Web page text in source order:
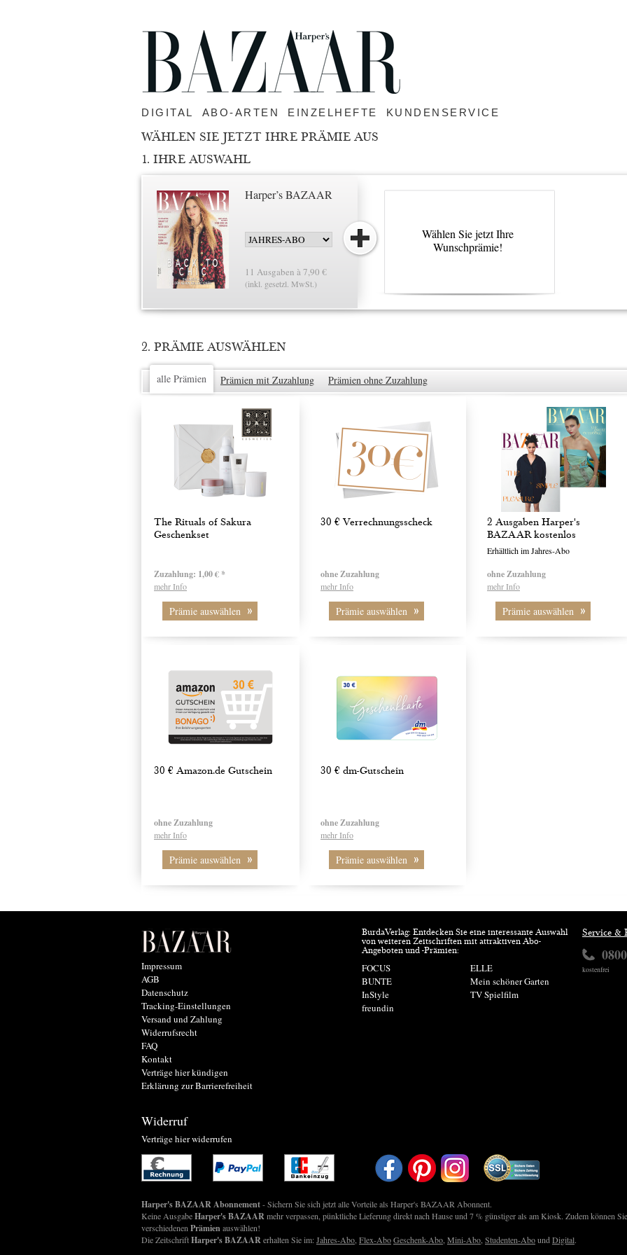
DIGITAL ABO-ARTEN EINZELHEFTE KUNDENSERVICE
WÄHLEN SIE JETZT IHRE PRÄMIE AUS
1. IHRE AUSWAHL
Harper’s BAZAAR
11 Ausgaben à 7,90 €
(inkl. gesetzl. MwSt.)
Wählen Sie jetzt Ihre
Wunschprämie!
2. PRÄMIE AUSWÄHLEN
alle Prämien Prämien mit Zuzahlung Prämien ohne Zuzahlung
The Rituals of Sakura
Geschenkset
Zuzahlung: 1,00 € *
mehr Info
Prämie auswählen
30 € Verrechnungsscheck
ohne Zuzahlung
mehr Info
Prämie auswählen
2 Ausgaben Harper's
BAZAAR kostenlos
Erhältlich im Jahres-Abo
ohne Zuzahlung
mehr Info
Prämie auswählen
30 € Amazon.de Gutschein
ohne Zuzahlung
mehr Info
Prämie auswählen
30 € dm-Gutschein
ohne Zuzahlung
mehr Info
Prämie auswählen
Impressum
AGB
Datenschutz
Tracking-Einstellungen
Versand und Zahlung
Widerrufsrecht
FAQ
Kontakt
Verträge hier kündigen
Erklärung zur Barrierefreiheit
Widerruf
Verträge hier widerrufen
BurdaVerlag: Entdecken Sie eine interessante Auswahl
von weiteren Zeitschriften mit attraktiven Abo-
Angeboten und -Prämien:
FOCUS
BUNTE
InStyle
freundin
ELLE
Mein schöner Garten
TV Spielfilm
Service &
kostenfrei
Harper's BAZAAR Abonnement- Sichern Sie sich jetzt alle Vorteile als Harper's BAZAAR Abonnent.
Keine AusgabeHarper's BAZAARmehr verpassen, pünktliche Lieferung direkt nach Hause und 7 % günstiger als am Kiosk. Zudem können
verschiedenen Prämienauswählen!
Die ZeitschriftHarper's BAZAARerhalten Sie im:Jahres-Abo Flex-AboGeschenk-Abo Mini-Abo Studenten-Abound Digital.